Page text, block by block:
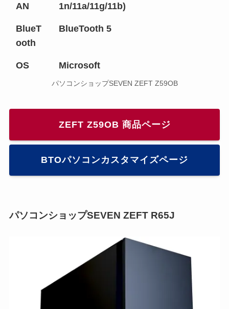
AN
1n/11a/11g/11b)
BlueT
ooth
BlueTooth 5
OS Microsoft
パソコンショップSEVEN ZEFT Z59OB
ZEFT Z59OB 商品ページ
BTOパソコンカスタマイズページ
パソコンショップSEVEN ZEFT R65J